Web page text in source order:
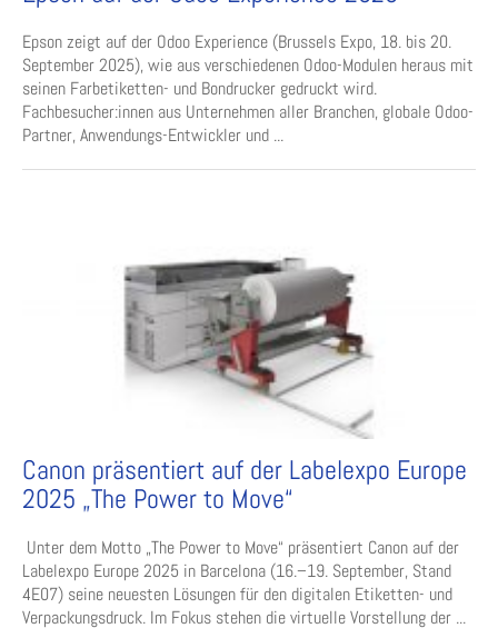
Epson zeigt auf der Odoo Experience (Brussels Expo, 18. bis 20.
September 2025), wie aus verschiedenen Odoo-Modulen heraus mit
seinen Farbetiketten- und Bondrucker gedruckt wird.
Fachbesucher:innen aus Unternehmen aller Branchen, globale Odoo-
Partner, Anwendungs-Entwickler und ...
Canon präsentiert auf der Labelexpo Europe
2025 „The Power to Move“
Unter dem Motto „The Power to Move“ präsentiert Canon auf der
Labelexpo Europe 2025 in Barcelona (16.–19. September, Stand
4E07) seine neuesten Lösungen für den digitalen Etiketten- und
Verpackungsdruck. Im Fokus stehen die virtuelle Vorstellung der ...